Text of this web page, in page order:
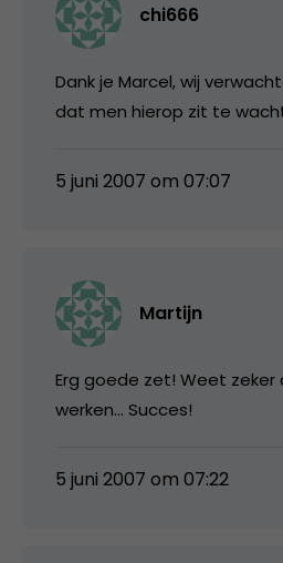
chi666
Dank je Marcel, wij
dat men hierop zit te
5 juni 2007 om 07:07
Martijn
Erg goede zet! Weet
werken… Succes!
5 juni 2007 om 07:22